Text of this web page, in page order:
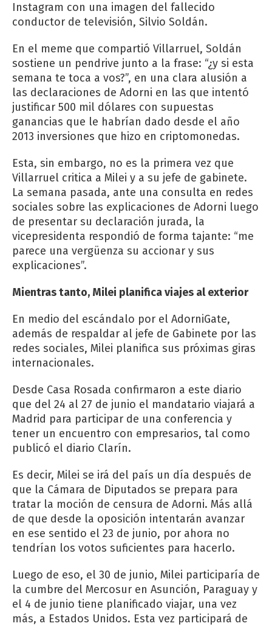
Instagram con una imagen del fallecido
conductor de televisión, Silvio Soldán.
En el meme que compartió Villarruel, Soldán
sostiene un pendrive junto a la frase: “¿y si esta
semana te toca a vos?”, en una clara alusión a
las declaraciones de Adorni en las que intentó
justificar 500 mil dólares con supuestas
ganancias que le habrían dado desde el año
2013 inversiones que hizo en criptomonedas.
Esta, sin embargo, no es la primera vez que
Villarruel critica a Milei y a su jefe de gabinete.
La semana pasada, ante una consulta en redes
sociales sobre las explicaciones de Adorni luego
de presentar su declaración jurada, la
vicepresidenta respondió de forma tajante: “me
parece una vergüenza su accionar y sus
explicaciones”.
Mientras tanto, Milei planifica viajes al exterior
En medio del escándalo por el AdorniGate,
además de respaldar al jefe de Gabinete por las
redes sociales, Milei planifica sus próximas giras
internacionales.
Desde Casa Rosada confirmaron a este diario
que del 24 al 27 de junio el mandatario viajará a
Madrid para participar de una conferencia y
tener un encuentro con empresarios, tal como
publicó el diario Clarín.
Es decir, Milei se irá del país un día después de
que la Cámara de Diputados se prepara para
tratar la moción de censura de Adorni. Más allá
de que desde la oposición intentarán avanzar
en ese sentido el 23 de junio, por ahora no
tendrían los votos suficientes para hacerlo.
Luego de eso, el 30 de junio, Milei participaría de
la cumbre del Mercosur en Asunción, Paraguay y
el 4 de junio tiene planificado viajar, una vez
más, a Estados Unidos. Esta vez participará de